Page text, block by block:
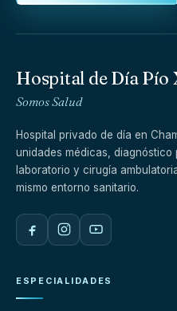
Hospital de Día Pío
Somos Salud
Hospital privado de día en
unidades médicas, diagnóstico
laboratorio y cirugía
mismo entorno sanitario.
ESPECIALIDADES